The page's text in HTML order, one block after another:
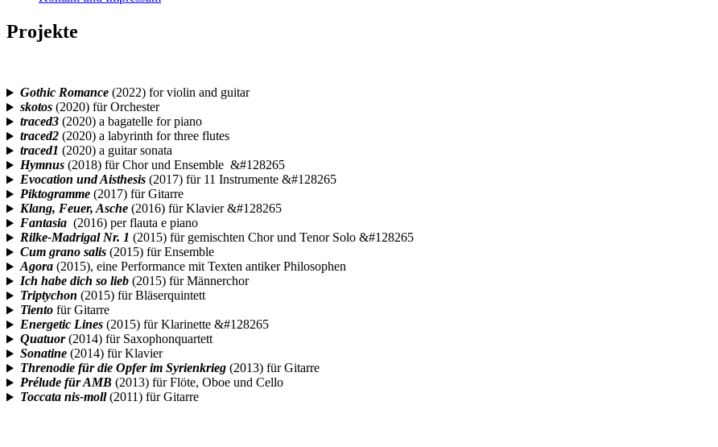
Projekte
Gothic Romance(2022) for violin and guitar
skotos(2020) für Orchester
traced3 (2020) a bagatelle for piano
traced2 (2020) a labyrinth for three flutes
traced1 (2020) a guitar sonata
Hymnus (2018) für Chor und Ensemble &#128265
Evocation und Aisthesis(2017) für 11 Instrumente &#128265
Piktogramme (2017) für Gitarre
Klang, Feuer, Asche (2016) für Klavier &#128265
Fantasia (2016) per flauta e piano
Rilke-Madrigal Nr. 1 (2015) für gemischten Chor und Tenor Solo &#128265
Cum grano salis (2015) für Ensemble
Agora (2015), eine Performance mit Texten antiker Philosophen
Ich habe dich so lieb (2015) für Männerchor
Triptychon (2015) für Bläserquintett
Tiento für Gitarre
Energetic Lines (2015) für Klarinette &#128265
Quatuor (2014) für Saxophonquartett
Sonatine (2014) für Klavier
Threnodie für die Opfer im Syrienkrieg (2013) für Gitarre
Prélude für AMB (2013) für Flöte, Oboe und Cello
Toccata nis-moll(2011) für Gitarre